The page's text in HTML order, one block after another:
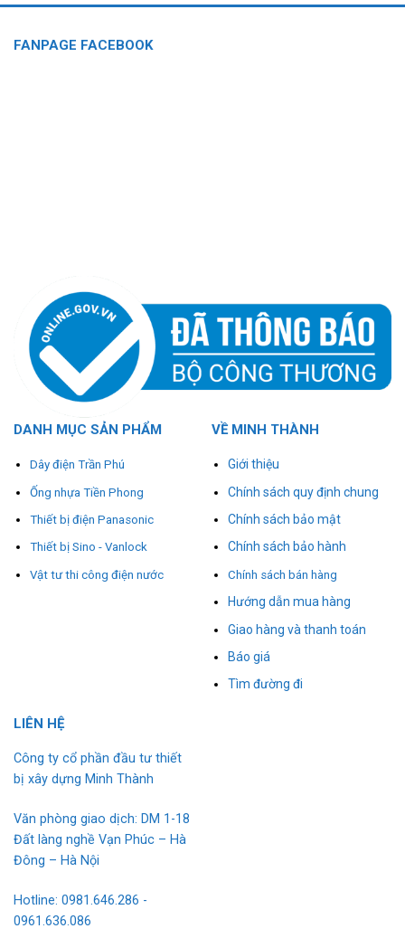
FANPAGE FACEBOOK
DANH MỤC SẢN PHẨM
Dây điện Trần Phú
Ống nhựa Tiền Phong
Thiết bị điện Panasonic
Thiết bị Sino - Vanlock
Vật tư thi công điện nước
VỀ MINH THÀNH
Giới thiệu
Chính sách quy định chung
Chính sách bảo mật
Chính sách bảo hành
Chính sách bán hàng
Hướng dẫn mua hàng
Giao hàng và thanh toán
Báo giá
Tìm đường đi
LIÊN HỆ
Công ty cổ phần đầu tư thiết
bị xây dựng Minh Thành
Văn phòng giao dịch: DM 1-18
Đất làng nghề Vạn Phúc – Hà
Đông – Hà Nội
Hotline: 0981.646.286 -
0961.636.086